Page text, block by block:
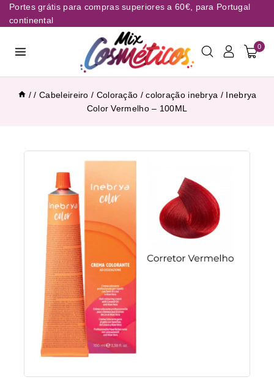
Portes grátis para compras superiores a 60€, para Portugal
continental
0
/ / Cabeleireiro / Coloração / coloração inebrya / Inebrya
Color Vermelho – 100ML